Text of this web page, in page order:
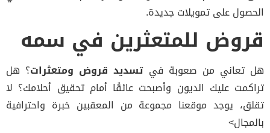
الحصول على تمويلات جديدة.
قروض للمتعثرين في سمه
هل تعاني من صعوبة فيتسديد قروض ومتعثرات؟ هل
تراكمت عليك الديون وأصبحت عائقًا أمام تحقيق أحلامك؟ لا
تقلق، يوجد موقعنا مجموعة من المعقبين خبرة واحترافية
بالمجال>